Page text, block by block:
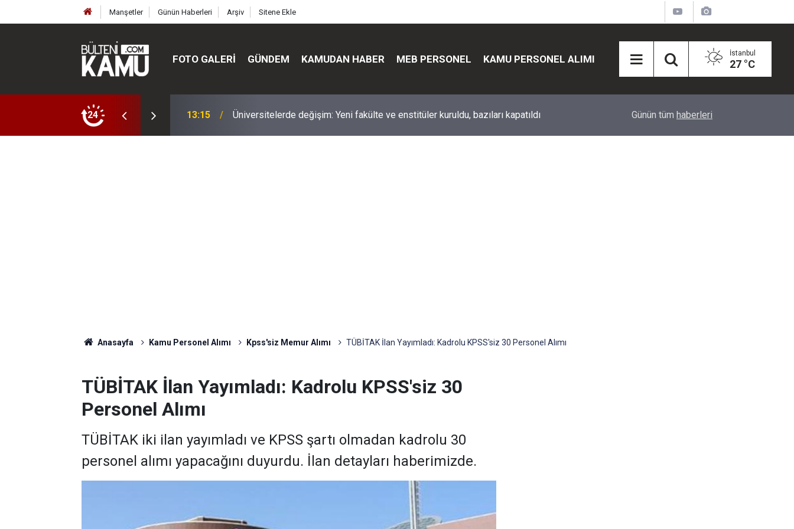
Manşetler Günün Haberleri Arşiv Sitene Ekle
FOTO GALERI GÜNDEM KAMUDAN HABER MEB PERSONEL KAMU PERSONEL ALIMI İstanbul
27 °C
24
ve enstitüler kuruldu, bazıları kapatıldı 13:00 MEB’de üst düzey değişim: Genel müdürler değişti, yeni isimler atandı Eğiti Bir Sen'den Kadınlar İçin Olay Teklif:
Günün tüm haberleri
Anasayfa Kamu Personel Alımı Kpss'siz Memur Alımı TÜBİTAK İlan Yayımladı: Kadrolu KPSS'siz 30 Personel Alımı
TÜBİTAK İlan Yayımladı: Kadrolu KPSS'siz 30
Personel Alımı
TÜBİTAK iki ilan yayımladı ve KPSS şartı olmadan kadrolu 30
personel alımı yapacağını duyurdu. İlan detayları haberimizde.